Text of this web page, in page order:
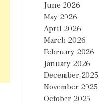
June 2026
May 2026
April 2026
March 2026
February 2026
January 2026
December 2025
November 2025
October 2025